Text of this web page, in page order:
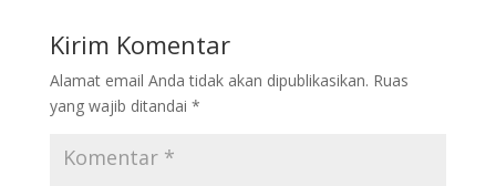
Kirim Komentar
Alamat email Anda tidak akan dipublikasikan. Ruas
yang wajib ditandai *